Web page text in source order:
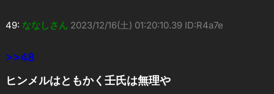
49: ななしさん 2023/12/16(土) 01:20:10.39 ID:R4a7e
>>48
ヒンメルはともかく壬氏は無理や